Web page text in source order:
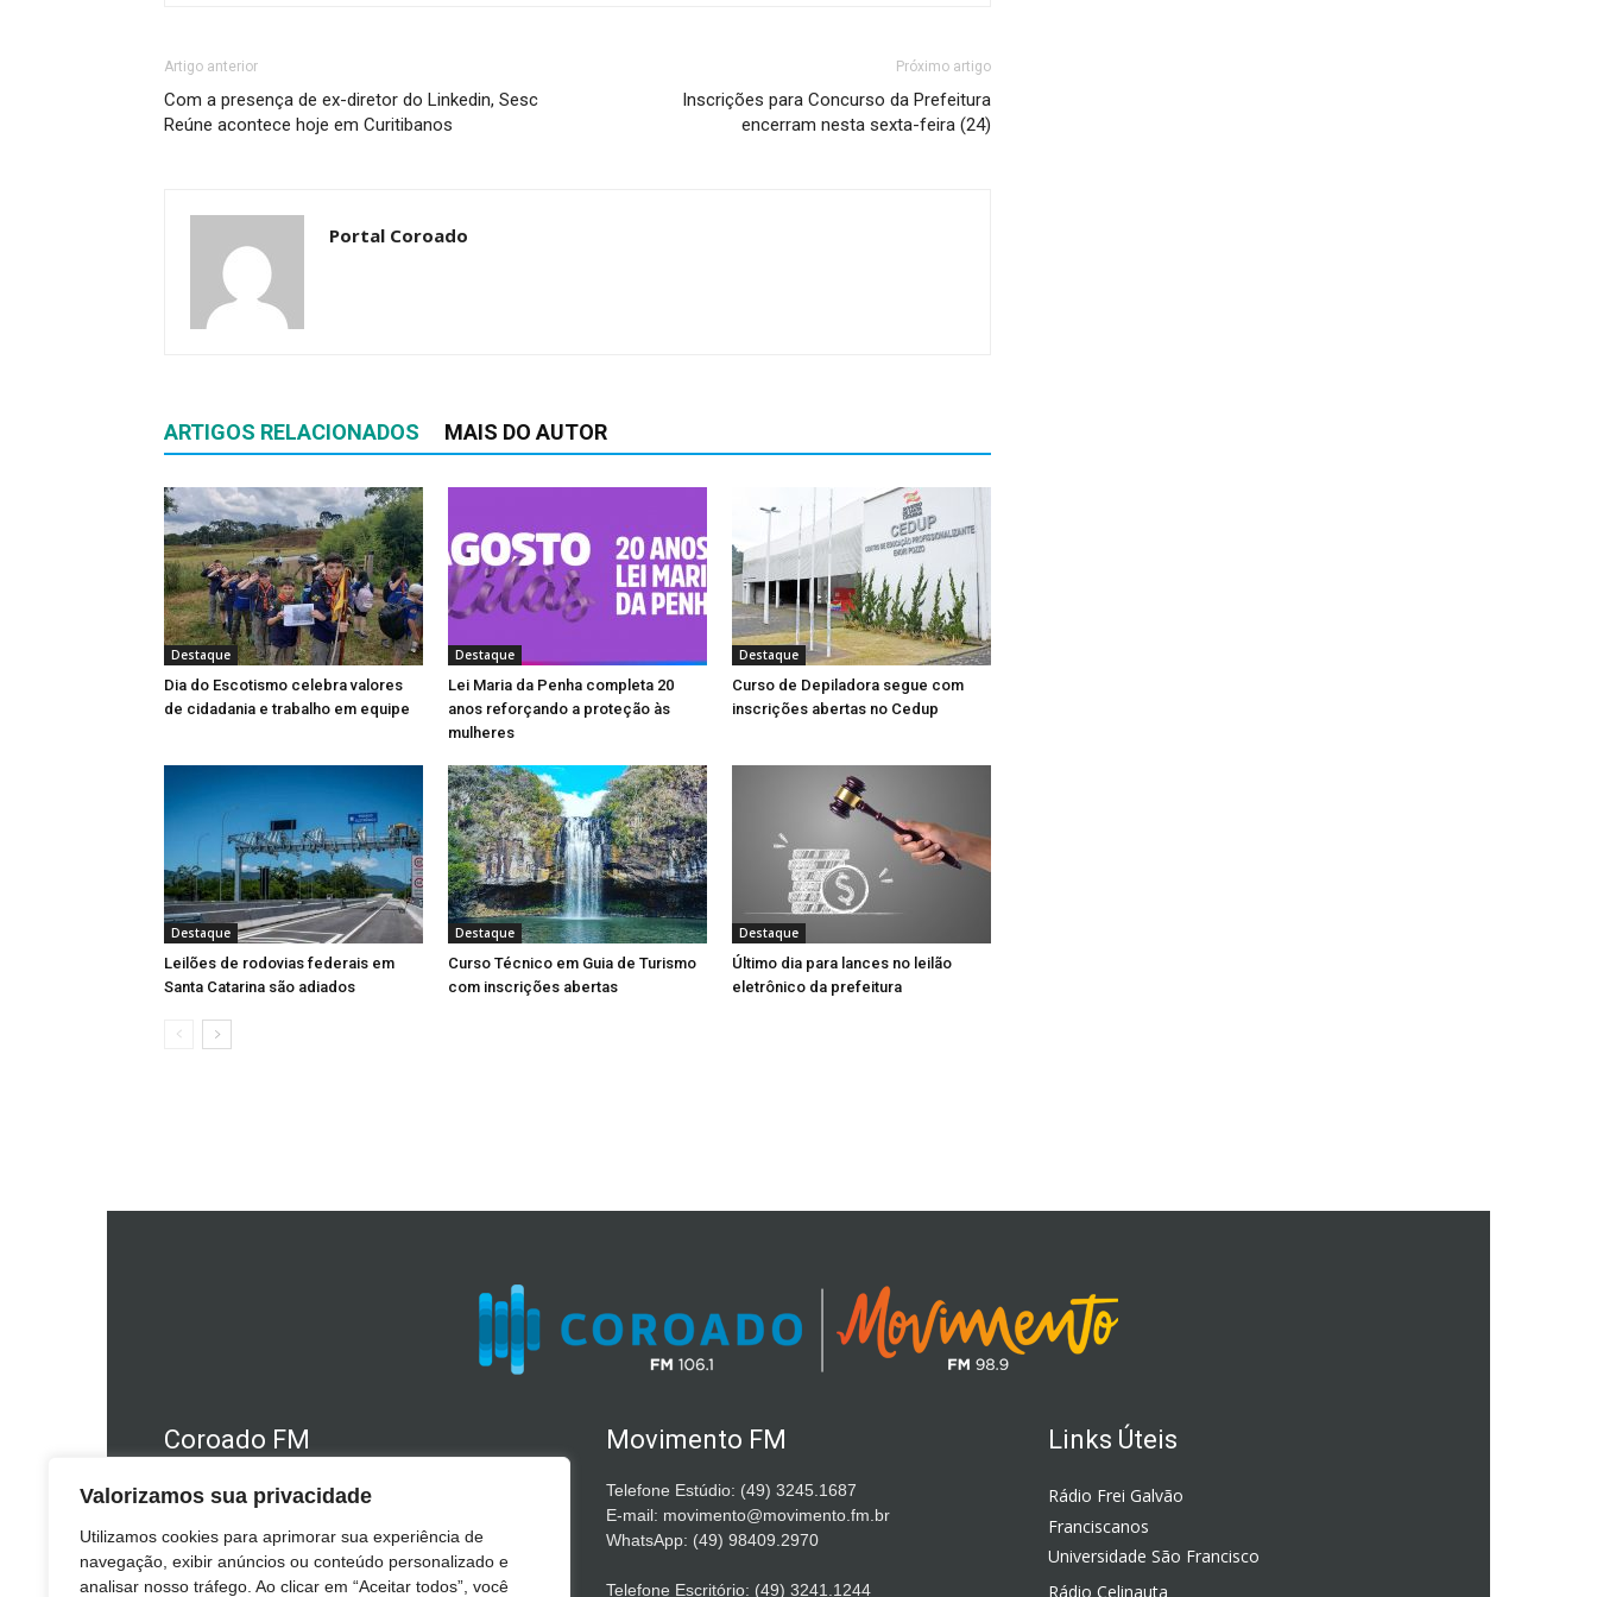
Valorizamos sua privacidade
Utilizamos cookies para aprimorar sua experiência de
navegação, exibir anúncios ou conteúdo personalizado e
analisar nosso tráfego. Ao clicar em “Aceitar todos”, você
baixo
para
aumentar
Artigo anterior
Com a presença de ex-diretor do Linkedin, Sesc
Reúne acontece hoje em Curitibanos
Próximo artigo
Inscrições para Concurso da Prefeitura
encerram nesta sexta-feira (24)
Portal Coroado
ARTIGOS RELACIONADOS MAIS DO AUTOR
Destaque
Dia do Escotismo celebra valores
de cidadania e trabalho em equipe
Destaque
Lei Maria da Penha completa 20
anos reforçando a proteção às
mulheres
Destaque
Curso de Depiladora segue com
inscrições abertas no Cedup
Destaque
Leilões de rodovias federais em
Santa Catarina são adiados
Destaque
Curso Técnico em Guia de Turismo
com inscrições abertas
Destaque
Último dia para lances no leilão
eletrônico da prefeitura
Coroado FM
Telefone Estúdio: 49 3241.1610
E-mail: coroado@coroado.am.br
Telefone Escritório: (49) 3241.1140
Movimento FM
Telefone Estúdio: (49) 3245.1687
E-mail: movimento@movimento.fm.br
WhatsApp: (49) 98409.2970
Telefone Escritório: (49) 3241.1244
Links Úteis
Rádio Frei Galvão
Franciscanos
Universidade São Francisco
Rádio Celinauta